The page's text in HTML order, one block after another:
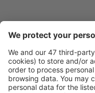
Caută rapid şi
Ofertă adaptată
Planifică ȋn
Rezervare fără